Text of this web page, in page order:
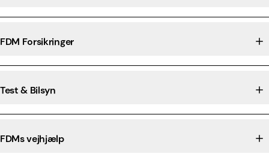
FDM Forsikringer
Test & Bilsyn
FDMs vejhjælp